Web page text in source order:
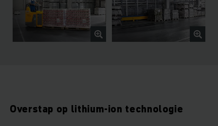
Overstap op lithium-ion technologie